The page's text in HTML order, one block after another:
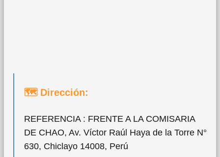
🗺 Dirección:
REFERENCIA : FRENTE A LA COMISARIA
DE CHAO, Av. Víctor Raúl Haya de la Torre N°
630, Chiclayo 14008, Perú